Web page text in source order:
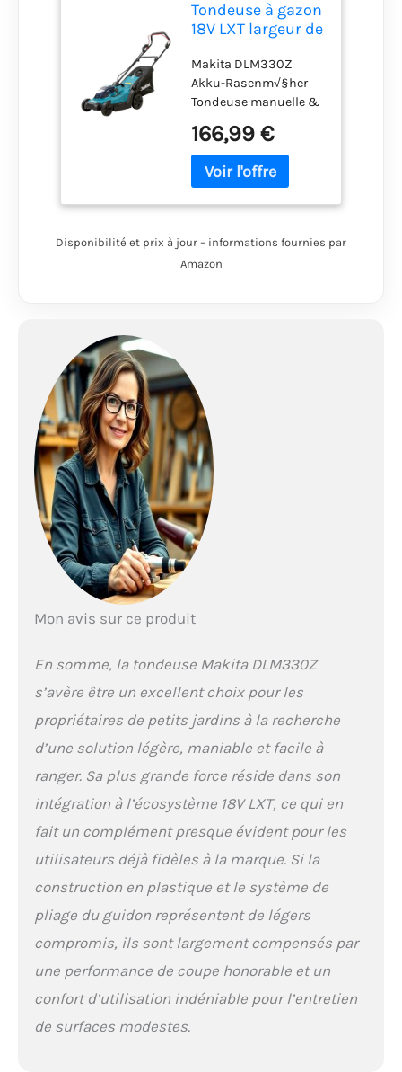
Tondeuse à gazon
18V LXT largeur de
(Solo) - MAKITA
DLM330Z
Makita DLM330Z
Akku-Rasenm√§her
Tondeuse manuelle &
166,99 €
Disponibilité et prix à jour – informations fournies par
Amazon
Mon avis sur ce produit
En somme, la tondeuse Makita DLM330Z
s’avère être un excellent choix pour les
propriétaires de petits jardins à la recherche
d’une solution légère, maniable et facile à
ranger. Sa plus grande force réside dans son
intégration à l’écosystème 18V LXT, ce qui en
fait un complément presque évident pour les
utilisateurs déjà fidèles à la marque. Si la
construction en plastique et le système de
pliage du guidon représentent de légers
compromis, ils sont largement compensés par
une performance de coupe honorable et un
confort d’utilisation indéniable pour l’entretien
de surfaces modestes.